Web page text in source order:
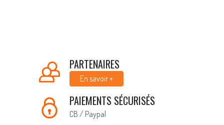
PARTENAIRES
En savoir +
PAIEMENTS SÉCURISÉS
CB / Paypal